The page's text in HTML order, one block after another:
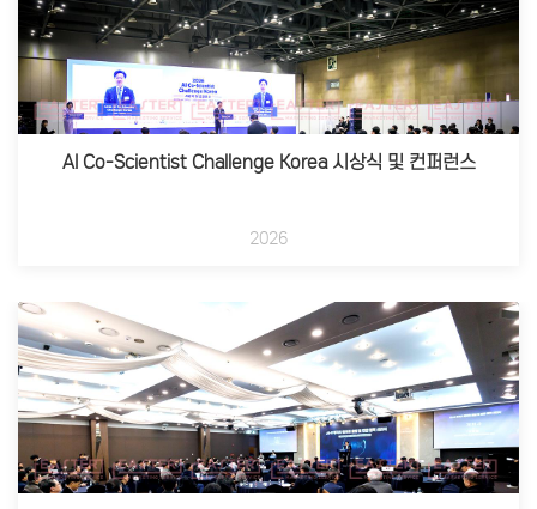
AI Co-Scientist Challenge Korea 시상식 및 컨퍼런스
2026